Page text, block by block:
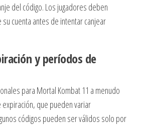
del código. Los jugadores deben
cuenta antes de intentar canjear
y períodos de
para Mortal Kombat 11 a menudo
que pueden variar
códigos pueden ser válidos solo por